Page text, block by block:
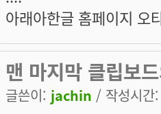
아래아한글 홈페이지 오
맨 마지막 클립보
글쓴이: jachin / 작성시